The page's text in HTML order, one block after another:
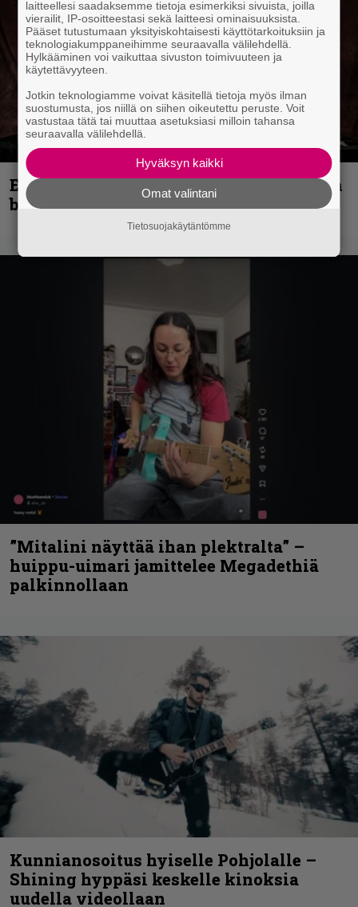
Espoon syyskuu käynnistyy kotimaisen
black metalin merkeissä
”Mitalini näyttää ihan plektralta” –
huippu-uimari jamittelee Megadethiä
palkinnollaan
Kunnianosoitus hyiselle Pohjolalle –
Shining hyppäsi keskelle kinoksia
uudella videollaan
laitteellesi saadaksemme tietoja esimerkiksi sivuista, joilla
vierailit, IP-osoitteestasi sekä laitteesi ominaisuuksista.
Pääset tutustumaan yksityiskohtaisesti käyttötarkoituksiin ja
teknologiakumppaneihimme seuraavalla välilehdellä.
Hylkääminen voi vaikuttaa sivuston toimivuuteen ja
käytettävyyteen.
Jotkin teknologiamme voivat käsitellä tietoja myös ilman
suostumusta, jos niillä on siihen oikeutettu peruste. Voit
vastustaa tätä tai muuttaa asetuksiasi milloin tahansa
seuraavalla välilehdellä.
Hyväksyn kaikki
Omat valintani
Tietosuojakäytäntömme